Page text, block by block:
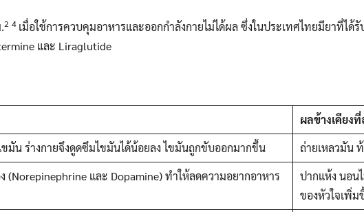
2 4 เมื่อใช้การควบคุมอาหารและออกกำลังกายไม่ได้ผล ซึ่งในประเทศไทยมียาที่ได้
และ Liraglutide
ผลข้างเคียง
ขมัน ร่างกายจึงดูดซึมไขมันได้น้อยลง ไขมันถูกขับออกมากขึ้น
ถ่ายเหลวมัน
และ Dopamine) ทำให้ลดความอยากอาหาร
ปากแห้ง นอน
ของหัวใจเพิ่ม